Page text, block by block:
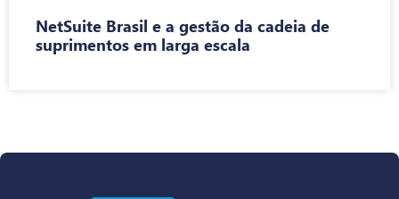
NetSuite Brasil e a gestão da cadeia de
suprimentos em larga escala